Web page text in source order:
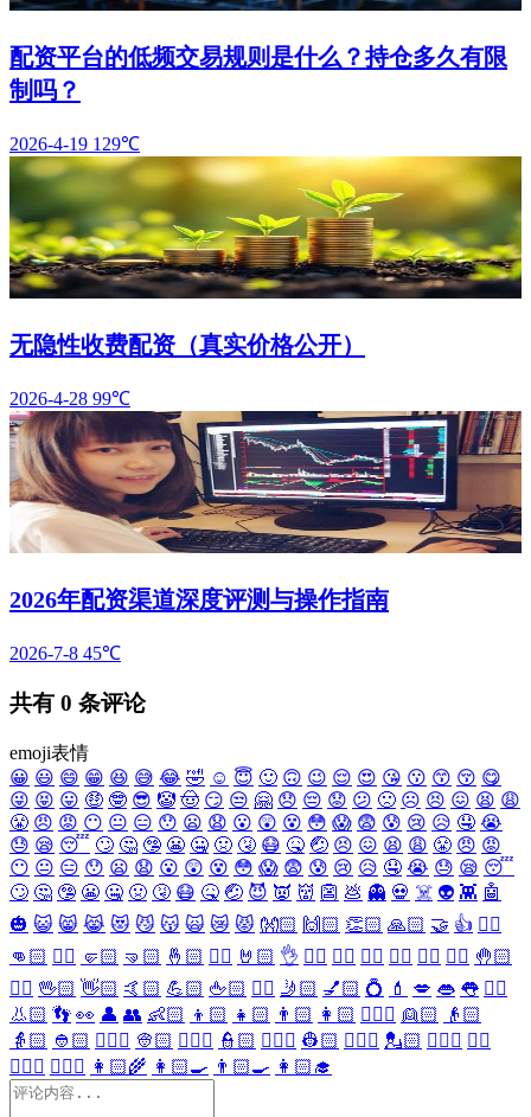
配资平台的低频交易规则是什么？持仓多久有限
制吗？
2026-4-19 129℃
无隐性收费配资（真实价格公开）
2026-4-28 99℃
2026年配资渠道深度评测与操作指南
2026-7-8 45℃
共有 0 条评论
emoji表情
😀 😃 😄 😁 😆 😅 😂 🤣 ☺️ 😇 🙂 🙃 😉 😌 😍 😘 😗 😙 😚 😋
😜 😝 😛 🤑 🤓 😎 🤡 🤠 😏 😒 🤗 😞 😔 😟 😕 🙁 ☹️ 😣 😖 😫 😩
😤 😠 😡 😶 😐 😑 😯 😦 😧 😮 😲 😵 😳 😱 😨 😰 😢 😥 🤤 😭
😓 😪 😴 🙄 🤔 🤥 😬 🤐 🤢 🤧 😷 🤒 🤕 😣 😖 😫 😩 😤 😠 😡
😶 😐 😑 😯 😦 😧 😮 😲 😵 😳 😱 😨 😰 😢 😥 🤤 😭 😓 😪 😴
🙄 🤔 🤥 😬 🤐 🤢 🤧 😷 🤒 🤕 😈 👿 👹 👺 💩 👻 💀 ☠️ 👽 👾 🤖
🎃 😺 😸 😹 😻 😼 😽 🙀 😿 😾 👐🏻 🙌🏻 👏🏻 🙏🏻 🤝 👍 👎🏻
👊🏻 ✊🏻 🤛🏻 🤜🏻 🤞🏻 ✌🏻 🤘🏻 👌 👈🏻 👉🏻 👆🏻 👇🏻 ☝🏻 ✋🏻 🤚🏻
🖐🏻 🖖🏻 👋🏻 🤙🏻 💪🏻 🖕🏻 ✍🏻 🤳🏻 💅🏻 💍 💄 💋 👄 👅 👂🏻
👃🏻 👣 👀 👤 👥 👶🏻 👦🏻 👧🏻 👨🏻 👩🏻 👱🏻‍♀️ 👱🏻
👴🏻
👵🏻 👲🏻 👳🏻‍♀️ 👳🏻 👮🏻‍♀️ 👮🏻 👷🏻‍♀️ 👷🏻 💂🏻‍♀️ 💂🏻 🕵🏻‍♀️ 🕵🏻
👩🏻‍⚕️ 👨🏻‍⚕️ 👩🏻‍🌾 👩🏻‍🍳 👨🏻‍🍳 👩🏻‍🎓